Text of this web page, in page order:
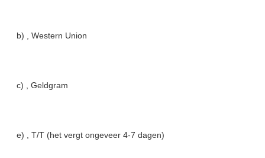
b) , Western Union
c) , Geldgram
e) , T/T (het vergt ongeveer 4-7 dagen)